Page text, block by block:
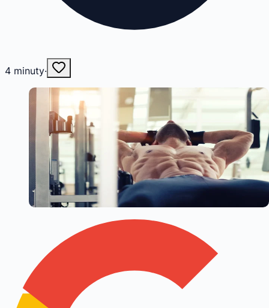
4 minuty·